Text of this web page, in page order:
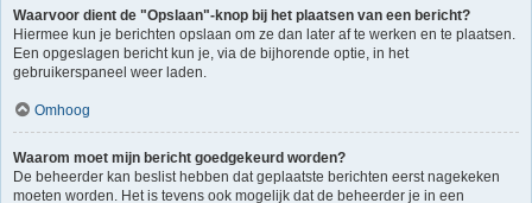
Waarvoor dient de "Opslaan"-knop bij het plaatsen van een bericht?
Hiermee kun je berichten opslaan om ze dan later af te werken en te plaatsen.
Een opgeslagen bericht kun je, via de bijhorende optie, in het
gebruikerspaneel weer laden.
Omhoog
Waarom moet mijn bericht goedgekeurd worden?
De beheerder kan beslist hebben dat geplaatste berichten eerst nagekeken
moeten worden. Het is tevens ook mogelijk dat de beheerder je in een